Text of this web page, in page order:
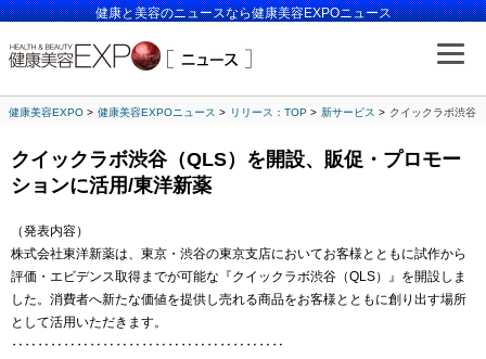
健康と美容のニュースなら健康美容EXPOニュース
健康美容EXPO 健康美容EXPOニュース リリース：TOP 新サービス クイックラボ渋谷
クイックラボ渋谷（QLS）を開設、販促・プロモー
ションに活用/東洋新薬
（発表内容）
株式会社東洋新薬は、東京・渋谷の東京支店においてお客様とともに試作から
評価・エビデンス取得までが可能な『クイックラボ渋谷（QLS）』を開設しま
した。消費者へ新たな価値を提供し売れる商品をお客様とともに創り出す場所
として活用いただきます。
‥‥‥‥‥‥‥‥‥‥‥‥‥‥‥‥‥‥‥‥‥